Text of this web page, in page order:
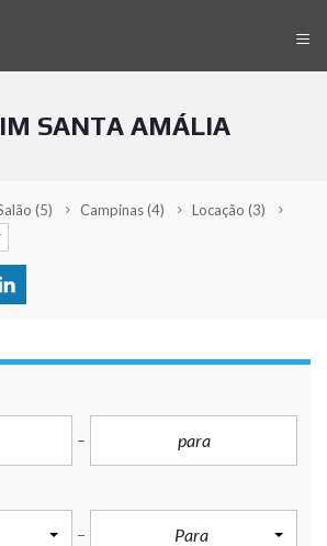
≡
SANTA AMÁLIA
(5) Campinas(4) Locação (3)
Para